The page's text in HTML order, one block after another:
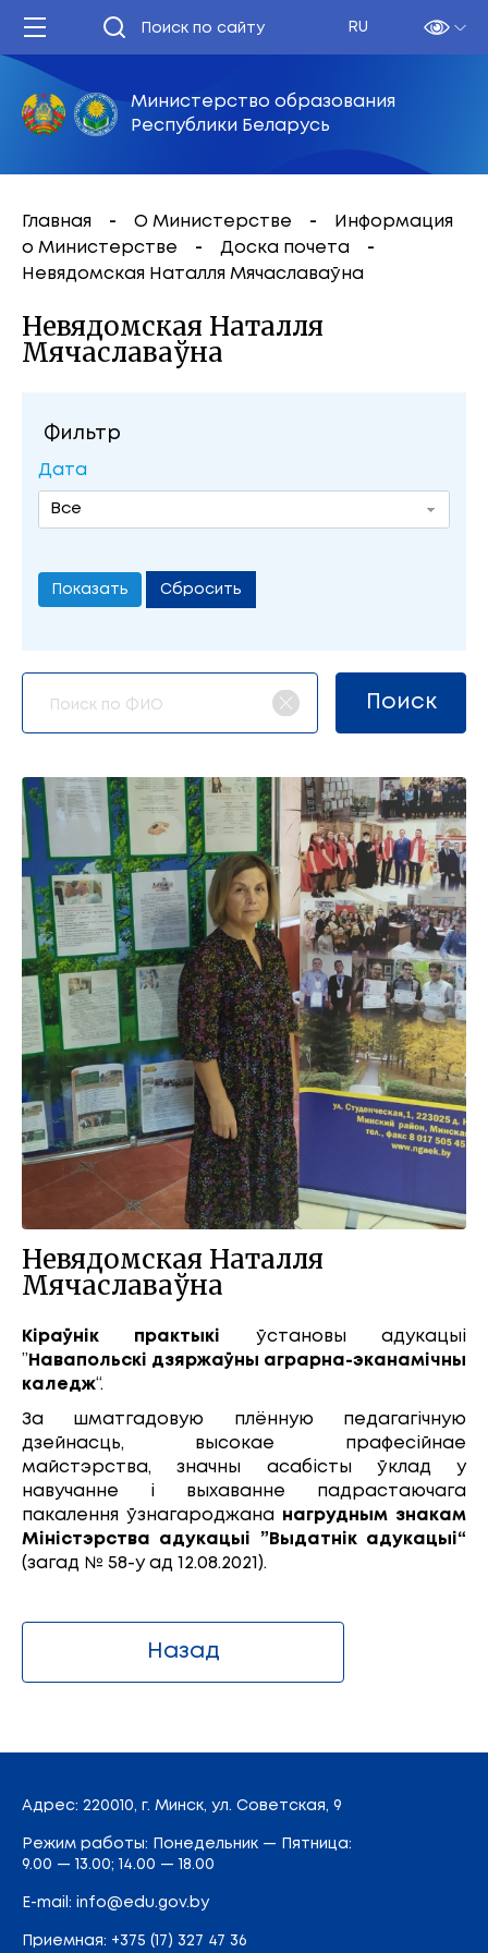
RU
Министерство образования
Республики Беларусь
Главная О Министерстве
Информация
о Министерстве
Доска почета
Невядомская Наталля Мячаславаўна
Невядомская Наталля
Мячаславаўна
Фильтр
Дата
Все
Сбросить
Невядомская Наталля
Мячаславаўна
Кіраўнік практыкі ўстановы адукацыі
” Навапольскі дзяржаўны аграрна-эканамічны
каледж“.
За шматгадовую плённую педагагічную
дзейнасць, высокае прафесійнае
майстэрства, значны асабісты ўклад у
навучанне і выхаванне падрастаючага
пакалення ўзнагароджана нагрудным знакам
Міністэрства адукацыі ”Выдатнік адукацыі“
(загад № 58-у ад 12.08.2021).
Назад
Адрес: 220010, г. Минск, ул. Советская, 9
Режим работы: Понедельник — Пятница:
9.00 — 13.00; 14.00 — 18.00
E-mail: info@edu.gov.by
Приемная: +375 (17) 327 47 36